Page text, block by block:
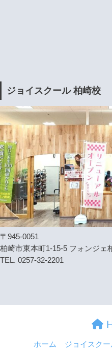
ジョイスクール 柏崎校
〒945-0051
柏崎市東本町1-15-5 フォンジェ
TEL. 0257-32-2201
ホーム ジョイスク